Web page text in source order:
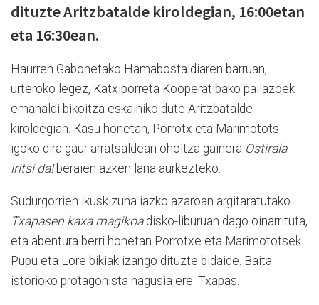
dituzte Aritzbatalde kiroldegian, 16:00etan
eta 16:30ean.
Haurren Gabonetako Hamabostaldiaren barruan,
urteroko legez, Katxiporreta Kooperatibako pailazoek
emanaldi bikoitza eskainiko dute Aritzbatalde
kiroldegian. Kasu honetan, Porrotx eta Marimotots
igoko dira gaur arratsaldean oholtza gainera Ostirala
iritsi da!beraien azken lana aurkezteko.
Sudurgorrien ikuskizuna iazko azaroan argitaratutako
Txapasen kaxa magikoadisko-liburuan dago oinarrituta,
eta abentura berri honetan Porrotxe eta Marimototsek
Pupu eta Lore bikiak izango dituzte bidaide. Baita
istorioko protagonista nagusia ere: Txapas.